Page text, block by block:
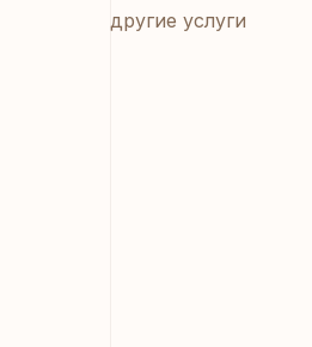
другие услуги